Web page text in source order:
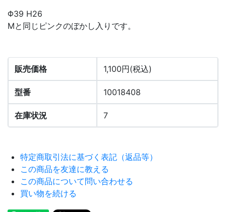
Φ39 H26
Mと同じピンクのぼかし入りです。
販売価格 1,100円(税込)
型番 10018408
在庫状況 7
特定商取引法に基づく表記（返品等）
この商品を友達に教える
この商品について問い合わせる
買い物を続ける